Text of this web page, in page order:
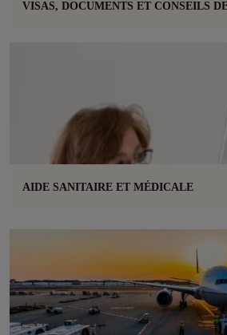
VISAS, DOCUMENTS ET CONSEILS
AIDE SANITAIRE ET MÉDICALE